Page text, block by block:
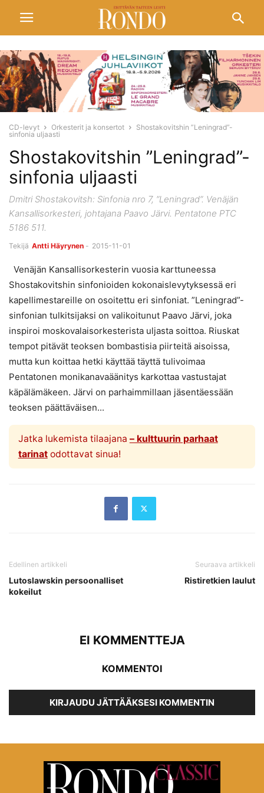
CD-levyt Orkesterit ja konsertot
Shostakovitshin ”Leningrad”-
sinfonia uljaasti
Shostakovitshin ”Leningrad”-
sinfonia uljaasti
Dmitri Shostakovitsh: Sinfonia nro 7, ”Leningrad”. Venäjän
Kansallisorkesteri, johtajana Paavo Järvi. Pentatone PTC
5186 511.
Tekijä Antti Häyrynen - 2015-11-01
Venäjän Kansallisorkesterin vuosia karttuneessa
Shostakovitshin sinfonioiden kokonaislevytyksessä eri
kapellimestareille on osoitettu eri sinfoniat. ”Leningrad”-
sinfonian tulkitsijaksi on valikoitunut Paavo Järvi, joka
inspiroi moskovalaisorkesterista uljasta soittoa. Riuskat
tempot pitävät teoksen bombastisia piirteitä aisoissa,
mutta kun koittaa hetki käyttää täyttä tulivoimaa
Pentatonen monikanavaäänitys karkottaa vastustajat
käpälämäkeen. Järvi on parhaimmillaan jäsentäessään
teoksen päättäväisen...
Jatka lukemista tilaajana – kulttuurin parhaat
tarinatodottavat sinua!
Edellinen artikkeli
Lutoslawskin persoonalliset
kokeilut
Seuraava artikkeli
Ristiretkien laulut
EI KOMMENTTEJA
KOMMENTOI
KIRJAUDU JÄTTÄÄKSESI KOMMENTIN